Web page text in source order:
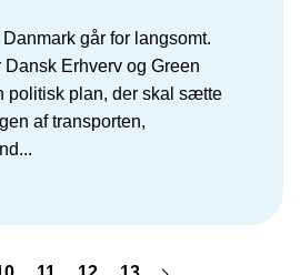
går for langsomt.
Dansk Erhverv og Green
politisk plan, der skal sætte
af transporten,